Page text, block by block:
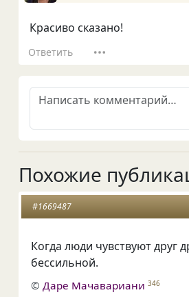
Красиво сказано!
Ответить
Похожие
#1669487
Когда люди чувствуют друг
бессильной.
© Даре Мачавариани 346